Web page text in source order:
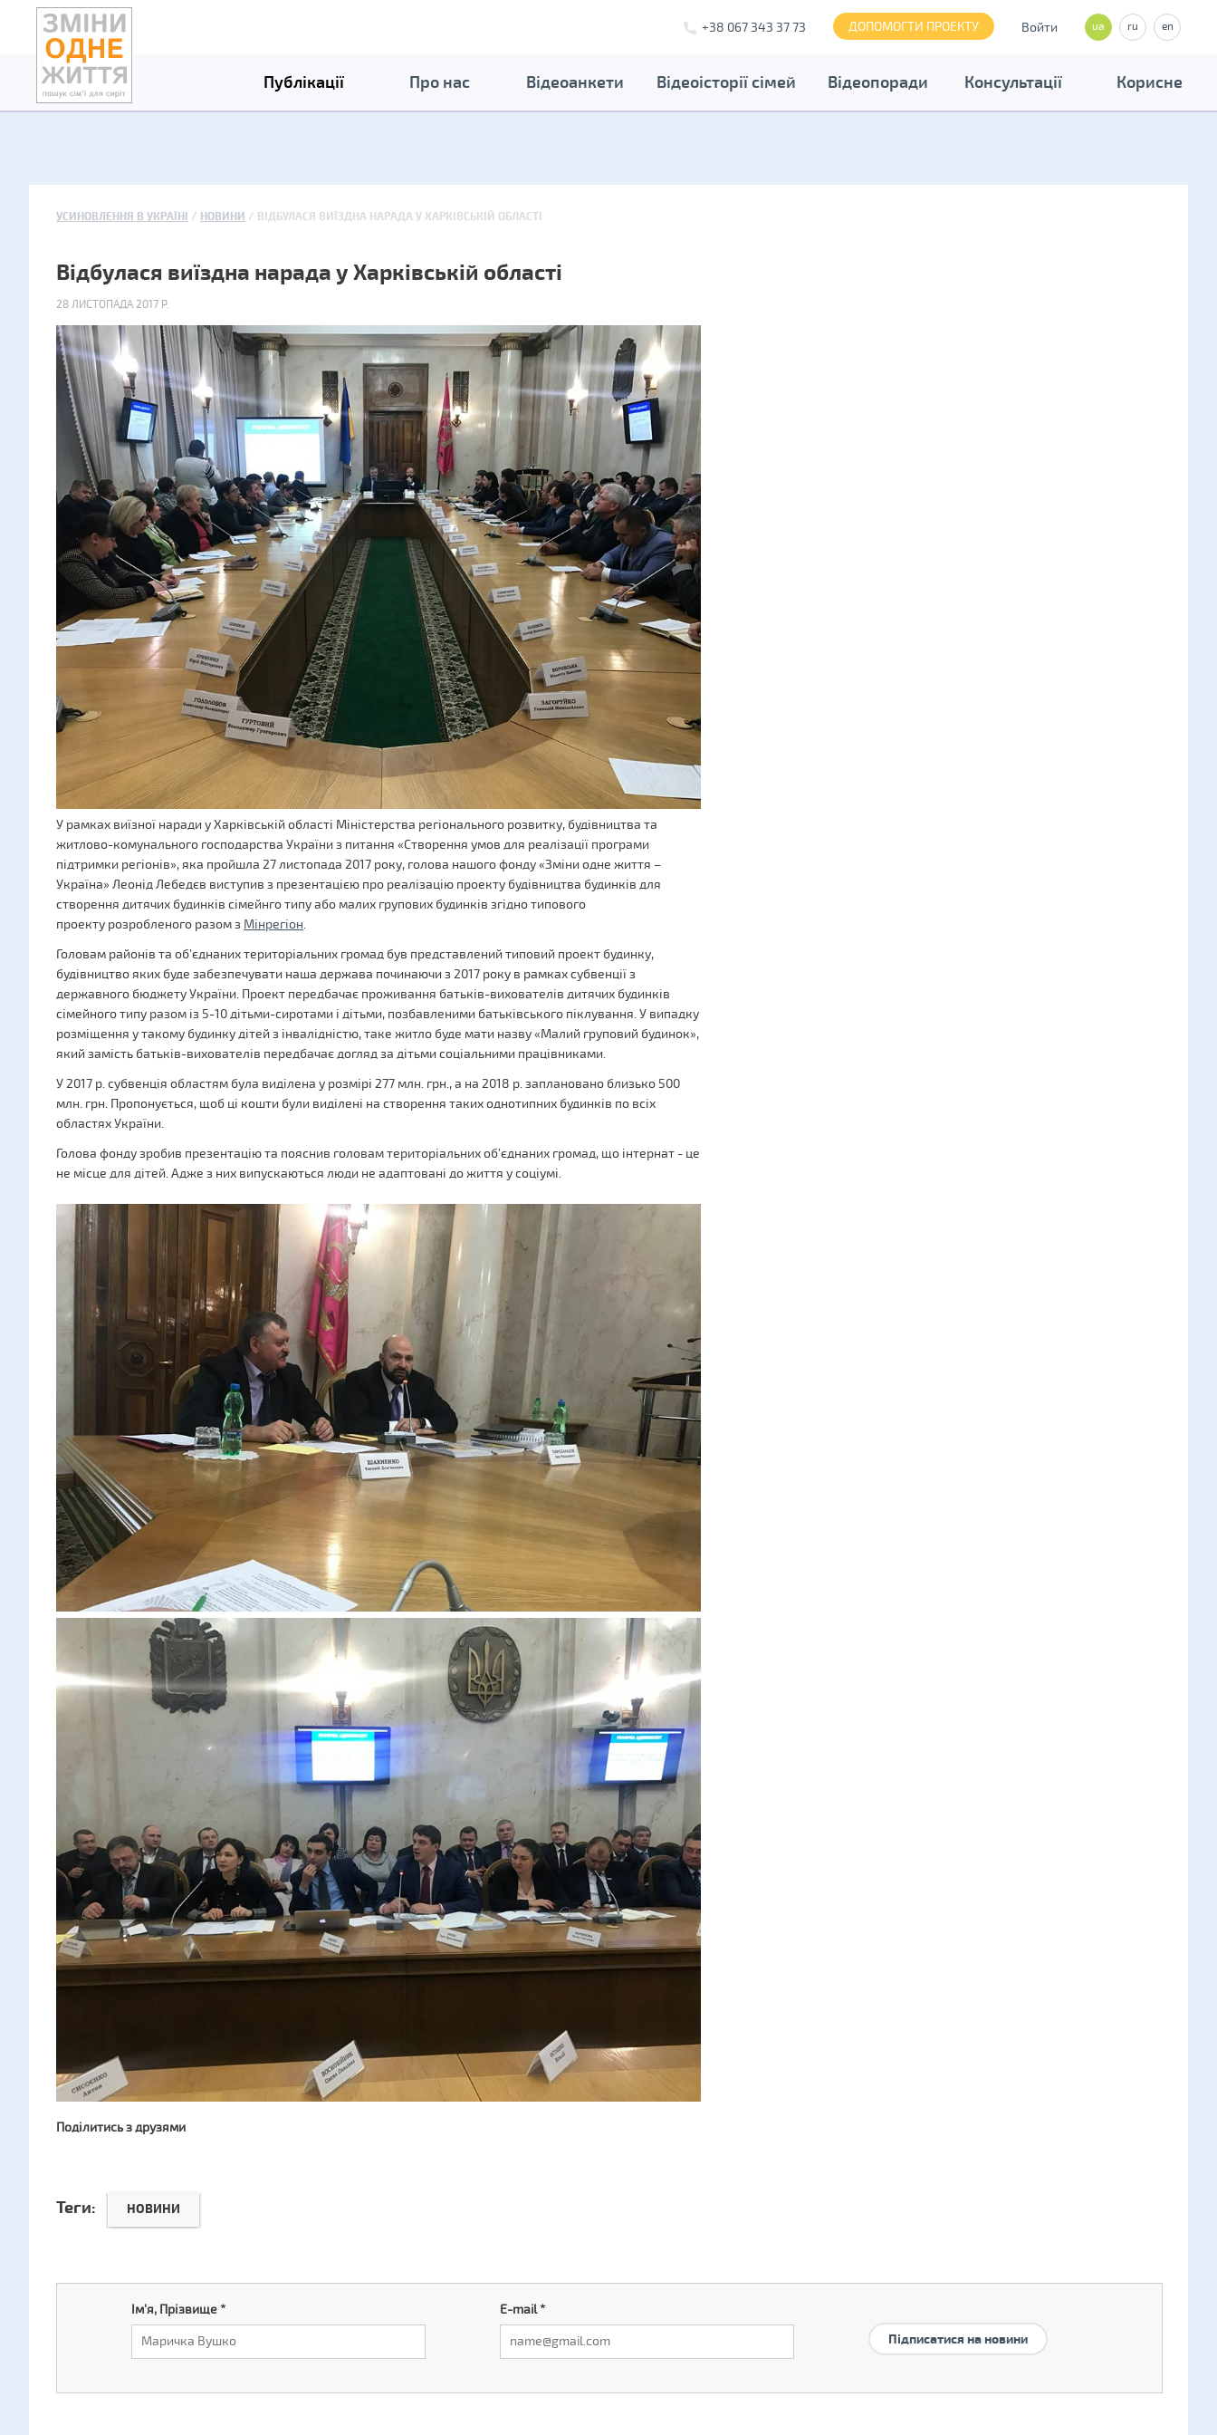
+38 067 343 37 73 ДОПОМОГТИ ПРОЕКТУ Войти ua ru en
Публікації Про нас Відеоанкети Відеоісторії сімей Відеопоради Консультації Корисне
УСИНОВЛЕННЯ В УКРАЇНІ НОВИНИ ВІДБУЛАСЯ ВИЇЗДНА НАРАДА У ХАРКІВСЬКІЙ ОБЛАСТІ
Відбулася виїздна нарада у Харківській області
28 ЛИСТОПАДА 2017 Р.
У рамках виїзної наради у Харківській області Міністерства регіонального розвитку, будівництва та
житлово-комунального господарства України з питання «Створення умов для реалізації програми
підтримки регіонів», яка пройшла 27 листопада 2017 року, голова нашого фонду «Зміни одне життя –
Україна» Леонід Лебедєв виступив з презентацією про реалізацію проекту будівництва будинків для
створення дитячих будинків сімейнго типу або малих групових будинків згідно типового
проекту розробленого разом з Мінрегіон.
Головам районів та об’єднаних територіальних громад був представлений типовий проект будинку,
будівництво яких буде забезпечувати наша держава починаючи з 2017 року в рамках субвенції з
державного бюджету України. Проект передбачає проживання батьків-вихователів дитячих будинків
сімейного типу разом із 5-10 дітьми-сиротами і дітьми, позбавленими батьківського піклування. У випадку
розміщення у такому будинку дітей з інвалідністю, таке житло буде мати назву «Малий груповий будинок»,
який замість батьків-вихователів передбачає догляд за дітьми соціальними працівниками.
У 2017 р. субвенція областям була виділена у розмірі 277 млн. грн., а на 2018 р. заплановано близько 500
млн. грн. Пропонується, щоб ці кошти були виділені на створення таких однотипних будинків по всіх
областях України.
Голова фонду зробив презентацію та пояснив головам територіальних об’єднаних громад, що інтернат - це
не місце для дітей. Адже з них випускаються люди не адаптовані до життя у соціумі.
Поділитись з друзями
Теги: НОВИНИ
Ім'я, Прізвище* E-mail*
Підписатися на новини